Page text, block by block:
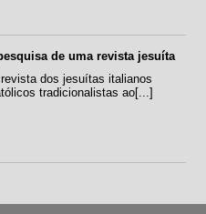
de uma revista jesuíta
dos jesuítas italianos
tradicionalistas ao[...]